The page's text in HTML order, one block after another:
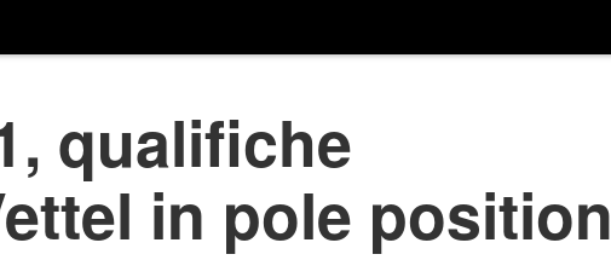
qualifiche
in pole position